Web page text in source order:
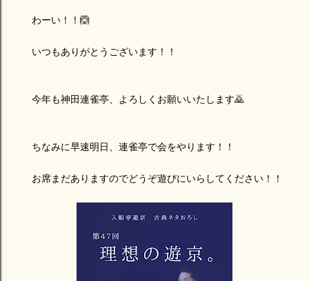
わーい！！🙆
いつもありがとうございます！！
今年も神田連雀亭、よろしくお願いいたします🙇
ちなみに早速明日、連雀亭で会をやります！！
お席まだありますのでどうぞ遊びにいらしてください！！